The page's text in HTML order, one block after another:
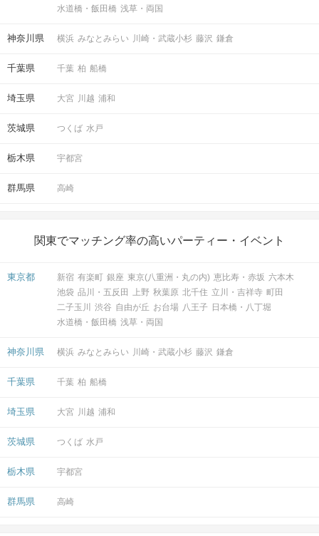
水道橋・飯田橋 浅草・両国
神奈川県 横浜 みなとみらい 川崎・武蔵小杉 藤沢 鎌倉
千葉県 千葉 柏 船橋
埼玉県 大宮 川越 浦和
茨城県 つくば 水戸
栃木県 宇都宮
群馬県 高崎
関東でマッチング率の高いパーティー・イベント
東京都 新宿 有楽町 銀座 東京(八重洲・丸の内) 恵比寿・赤坂 六本木
池袋 品川・五反田 上野 秋葉原 北千住 立川・吉祥寺 町田
二子玉川
渋谷 自由が丘 お台場 八王子 日本橋・八丁堀
水道橋・飯田橋 浅草・両国
神奈川県 横浜 みなとみらい 川崎・武蔵小杉 藤沢 鎌倉
千葉県 千葉 柏 船橋
埼玉県 大宮 川越 浦和
茨城県 つくば 水戸
栃木県 宇都宮
群馬県 高崎